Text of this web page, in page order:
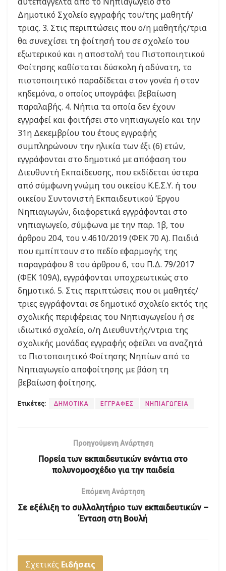
Δημοτικό Σχολείο εγγραφής του/της μαθητή/
τριας. 3. Στις περιπτώσεις που ο/η μαθητής/τρια
θα συνεχίσει τη φοίτησή του σε σχολείο του
εξωτερικού και η αποστολή του Πιστοποιητικού
Φοίτησης καθίσταται δύσκολη ή αδύνατη, το
πιστοποιητικό παραδίδεται στον γονέα ή στον
κηδεμόνα, ο οποίος υπογράφει βεβαίωση
παραλαβής. 4. Νήπια τα οποία δεν έχουν
εγγραφεί και φοιτήσει στο νηπιαγωγείο και την
31η Δεκεμβρίου του έτους εγγραφής
συμπληρώνουν την ηλικία των έξι (6) ετών,
εγγράφονται στο δημοτικό με απόφαση του
Διευθυντή Εκπαίδευσης, που εκδίδεται ύστερα
από σύμφωνη γνώμη του οικείου Κ.Ε.Σ.Υ. ή του
οικείου Συντονιστή Εκπαιδευτικού Έργου
Νηπιαγωγών, διαφορετικά εγγράφονται στο
νηπιαγωγείο, σύμφωνα με την παρ. 1β, του
άρθρου 204, του ν.4610/2019 (ΦΕΚ 70 Α). Παιδιά
που εμπίπτουν στο πεδίο εφαρμογής της
παραγράφου 8 του άρθρου 6, του Π.Δ. 79/2017
(ΦΕΚ 109Α), εγγράφονται υποχρεωτικώς στο
δημοτικό. 5. Στις περιπτώσεις που οι μαθητές/
τριες εγγράφονται σε δημοτικό σχολείο εκτός της
σχολικής περιφέρειας του Νηπιαγωγείου ή σε
ιδιωτικό σχολείο, ο/η Διευθυντής/ντρια της
σχολικής μονάδας εγγραφής οφείλει να αναζητά
το Πιστοποιητικό Φοίτησης Νηπίων από το
Νηπιαγωγείο αποφοίτησης με βάση τη
βεβαίωση φοίτησης.
Ετικέτες: ΔΗΜΟΤΙΚΑ ΕΓΓΡΑΦΕΣ ΝΗΠΙΑΓΩΓΕΙΑ
Προηγούμενη Ανάρτηση
Πορεία των εκπαιδευτικών ενάντια στο
πολυνομοσχέδιο για την παιδεία
Επόμενη Ανάρτηση
Σε εξέλιξη το συλλαλητήριο των εκπαιδευτικών –
Ένταση στη Βουλή
Σχετικές Ειδήσεις